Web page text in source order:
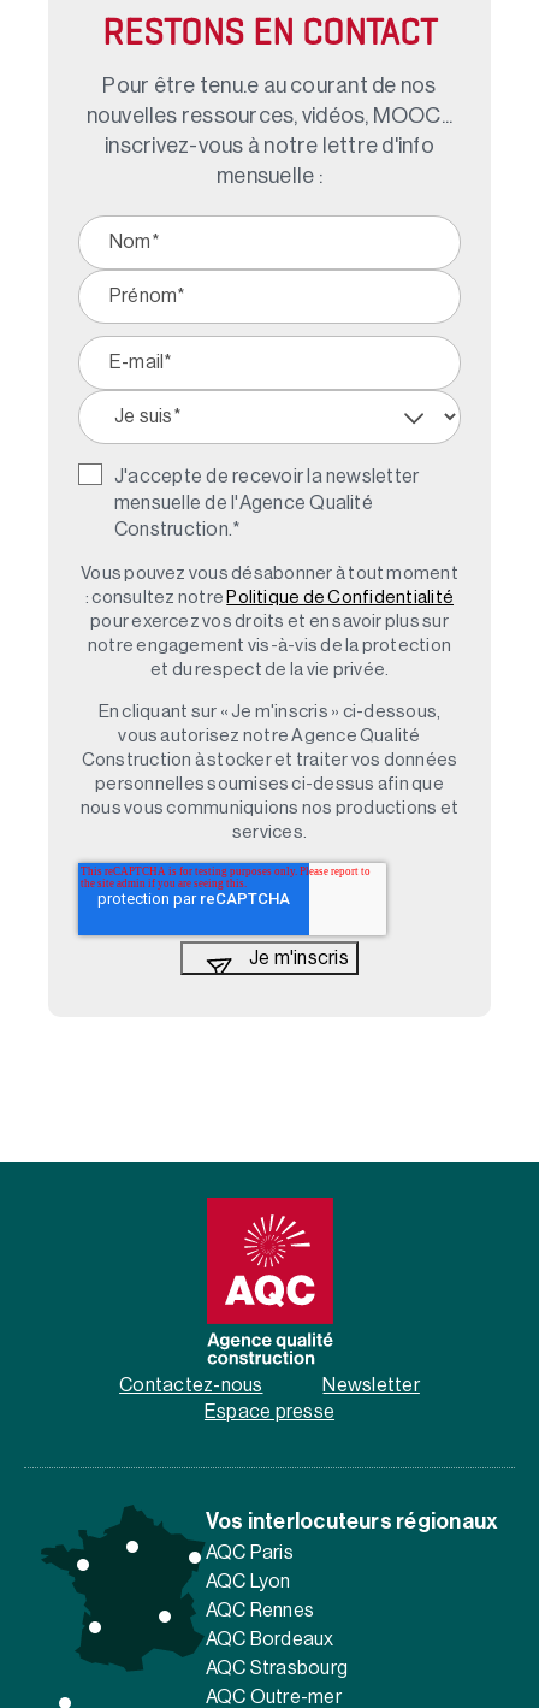
RESTONS EN CONTACT
Pour être tenu.e au courant de nos
nouvelles ressources, vidéos, MOOC...
inscrivez-vous à notre lettre d'info
mensuelle :
J'accepte de recevoir la newsletter
mensuelle de l'Agence Qualité
Construction. *
Vous pouvez vous désabonner à tout moment
: consultez notre Politique de Confidentialité
pour exercez vos droits et en savoir plus sur
notre engagement vis-à-vis de la protection
et du respect de la vie privée.
En cliquant sur « Je m'inscris » ci-dessous,
vous autorisez notre Agence Qualité
Construction à stocker et traiter vos données
personnelles soumises ci-dessus afin que
nous vous communiquions nos productions et
services.
Contactez-nous
Newsletter
Espace presse
Vos interlocuteurs régionaux
AQC Paris
AQC Lyon
AQC Rennes
AQC Bordeaux
AQC Strasbourg
AQC Outre-mer